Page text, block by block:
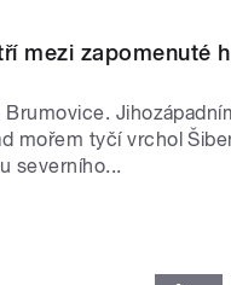
mezi zapomenuté
mořem tyčí vrchol
severního...